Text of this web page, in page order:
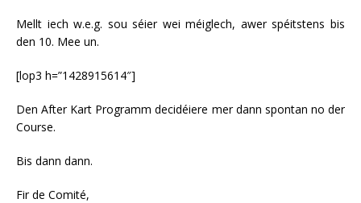
Mellt iech w.e.g. sou séier wei méiglech, awer spéitstens bis
den 10. Mee un.
[lop3 h=”1428915614″]
Den After Kart Programm decidéiere mer dann spontan no der
Course.
Bis dann dann.
Fir de Comité,